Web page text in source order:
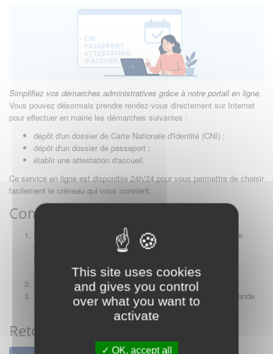
This site uses cookies
and gives you control
over what you want to
activate
OK, accept all
Simplifiez vos démarches administratives grâce à notre portail en ligne.
Vous pouvez désormais prendre rendez-vous directement sur Internet
pour effectuer en mairie les démarches suivantes :
dépôt d'un dossier de Carte Nationale d'Identité (CNI) ;
dépôt d'un dossier de passeport ;
établir une attestation d'accueil.
Ce service en ligne est disponible 24h/24 pour vous permettre de choisir
facilement le créneau qui vous convient.
Comment procéder ?
S'il s'agit de votre première connexion : créez votre compte
utilisateur.
Déjà inscrit(e) ? Saisissez vos identifiants afin de vous
connecter à votre espace personnel.
Suivez les indications pour réserver un créneau horaire.
Vous pouvez suivre l'évolution du traitement de votre demande
en saisissant le numéro de dossier correspondant.
Retour au site Internet de la Ville